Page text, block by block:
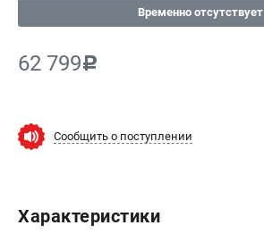
Временно отсутствует
62 799c
Сообщить о поступлении
Характеристики